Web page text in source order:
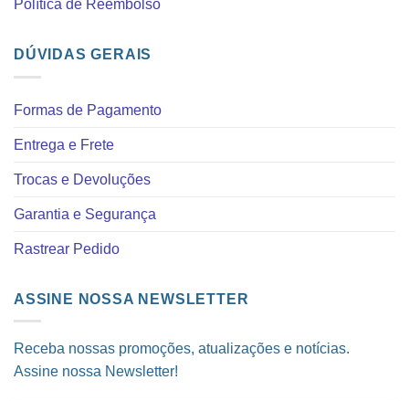
Política de Reembolso
DÚVIDAS GERAIS
Formas de Pagamento
Entrega e Frete
Trocas e Devoluções
Garantia e Segurança
Rastrear Pedido
ASSINE NOSSA NEWSLETTER
Receba nossas promoções, atualizações e notícias.
Assine nossa Newsletter!